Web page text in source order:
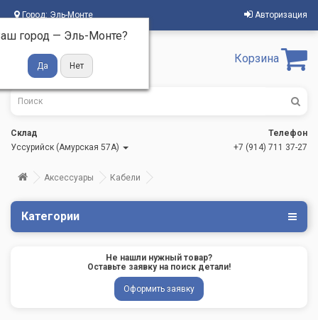
Город: Эль-Монте
город — Эль-Монте?
Авторизация
Корзина
Склад
Уссурийск (Амурская 57А)
Телефон
+7 (914) 711 37-27
Аксессуары Кабели
Категории
Не нашли нужный товар?
Оставьте заявку на поиск детали!
Оформить заявку